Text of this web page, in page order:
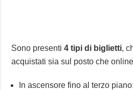
Sono presenti4 tipi di biglietti,
acquistati sia sul posto che
In ascensore fino al terzo